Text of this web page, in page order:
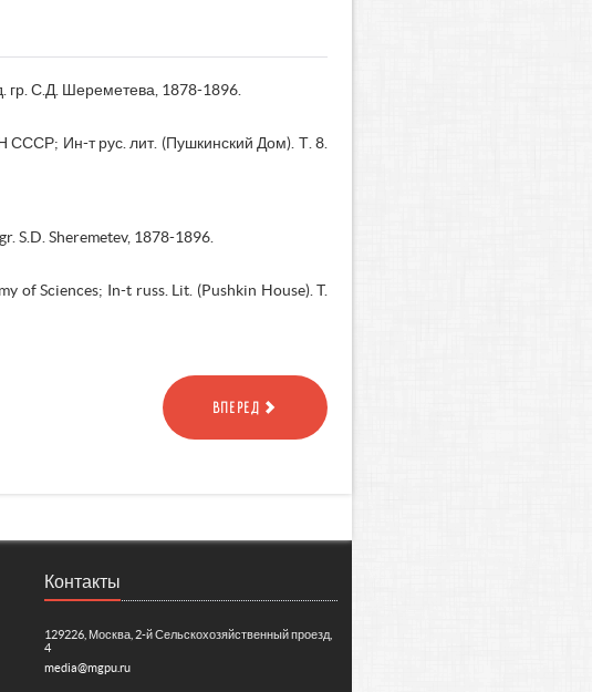
гр. С.Д. Шереметева, 1878-1896.
Ин-т рус. лит. (Пушкинский Дом). Т. 8.
S.D. Sheremetev, 1878-1896.
of Sciences; In-t russ. Lit. (Pushkin House). T.
ВПЕРЕД
Контакты
129226, Москва, 2-й Сельскохозяйственный проезд,
4
media@mgpu.ru